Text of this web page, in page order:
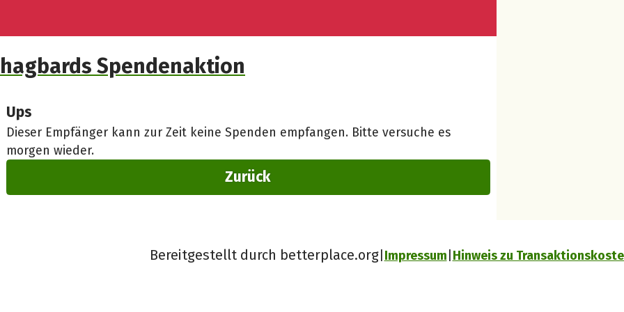
hagbards Spendenaktion
Ups
Dieser Empfänger kann zur Zeit keine Spenden empfangen. Bitte versuche es
morgen wieder.
Zurück
Bereitgestellt durch betterplace.org Impressum Hinweis zu